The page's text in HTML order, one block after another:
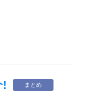
! まとめ